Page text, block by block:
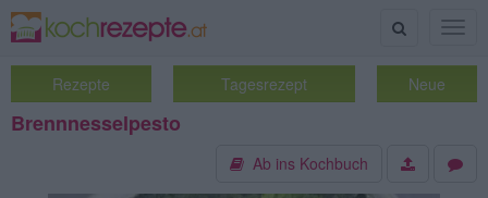
Suche
Rezepte Tagesrezept Neue
Brennnesselpesto
Ab ins Kochbuch